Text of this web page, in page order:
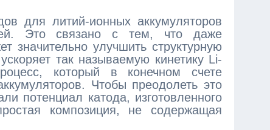
для литий-ионных аккумуляторов
Это связано с тем, что даже
значительно улучшить структурную
так называемую кинетику Li-
который в конечном счете
Чтобы преодолеть это
потенциал катода, изготовленного
композиция, не содержащая